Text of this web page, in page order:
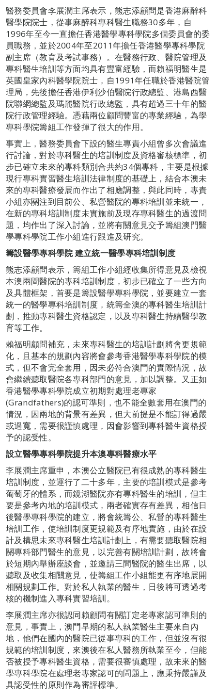
醫務委員會李展潤主席表示，熊志添顧問是香港麻醉科
醫學院院士，從事麻醉科專科醫生職務30多年，自
1996年至今一直擔任香港醫學專科學院多個委員會的委
員職務，並於2004年至2011年擔任香港醫學專科學院
副主席（教育及考試事務）。在醫務行政、醫院管理及
專科醫生培訓等方面均具有豐富經驗，而賴福明醫生是
英國皇家內科醫學院院士，自1991年任職於香港醫院管
理局，先後擔任香港伊利沙伯醫院行政總監、港島西醫
院聯網總監及瑪麗醫院行政總監，具有超過三十年的醫
院行政管理經驗。憑藉兩位顧問豐富的專業經驗，為學
專科學院籌組工作發揮了很大的作用。
事實上，醫務委員會下設的醫生專責小組曾多次會議進
行討論，對於專科醫生的培訓制度及資格審核標準，初
步已確立未來的專科類別合共約34個專科，主要是根據
現行專科實習醫生培訓法律制度的基礎上，結合本澳未
來的專科醫療發展而作出了相應調整，與此同時，專責
小組亦關注到目前公、私營醫院的專科培訓並未統一，
在新的專科培訓制度未實施前及現存專科醫生的過渡問
題，均作出了深入討論，並將有關意見交予籌組澳門醫
學專科學院工作小組進行跟進及研究。
籌設醫學專科學院 建立統一醫學專科培訓制度
熊志添顧問表示，籌組工作小組經收集所得意見及檢視
本澳兩間醫院的專科培訓制度，初步已確立了一些方向
及具體框架，首要是籌設醫學專科學院，並要建立一套
統一的醫學專科培訓制度，統籌全澳的專科醫生培訓計
劃，推動專科醫生資格認定，以及專科醫生持續醫學教
育等工作。
賴福明顧問補充，未來專科醫生的培訓計劃將會更規範
化，且基本的規劃內容將會參考香港醫學專科學院的模
式，但不會完全套用，因未必符合澳門的實際情況，故
會繼續聽取醫院各專科部門的意見，加以調整。又正如
香港醫學專科學院成立初期對處理老專家
(Grandfathers)的認可準則，也不能全數套用在澳門的
情況，因兩地的背景有差異，但大前提是不能訂得過嚴
或過寬，需要很謹慎處理，因會影響到專科醫生資格授
予的認受性。
設立醫學專科學院提升本澳專科醫療水平
李展潤主席重申，本澳公立醫院已有很成熟的專科醫生
培訓制度，並運行了二十多年，主要的培訓模式是參考
葡萄牙的體系，而鏡湖醫院亦有專科醫生的培訓，但主
要是參考內地的培訓模式，兩者確實存有差異，相信日
後醫學專科學院的建立，將會統籌公、私營的專科醫生
培訓工作，使培訓制度更規範及有序地實施，由於在設
計及構思未來專科醫生培訓計劃上，有需要聽取醫院相
關專科部門醫生的意見，以完善有關培訓計劃，故將會
於短期內舉辦座談會，並邀請三間醫院的醫生出席，以
聽取及收集相關意見，使籌組工作小組能更有序地展開
相關規劃工作。對於私人執業的醫生，日後將可透過考
核的機制進入專科實習培訓。
李展潤主席亦很認同賴顧問有關訂定老專家認可準則的
意見，事實上，澳門早期的私人執業醫生主要來自內
地，他們在國內的醫院已從事專科的工作，但並沒有很
規範的培訓制度，來澳後在私人醫務所執業至今，但能
否被授予專科醫生資格，需要很審慎處理，故未來的醫
學專科學院在處理老專家認可的問題上，應秉持嚴謹及
具認受性的原則作為審評標準。